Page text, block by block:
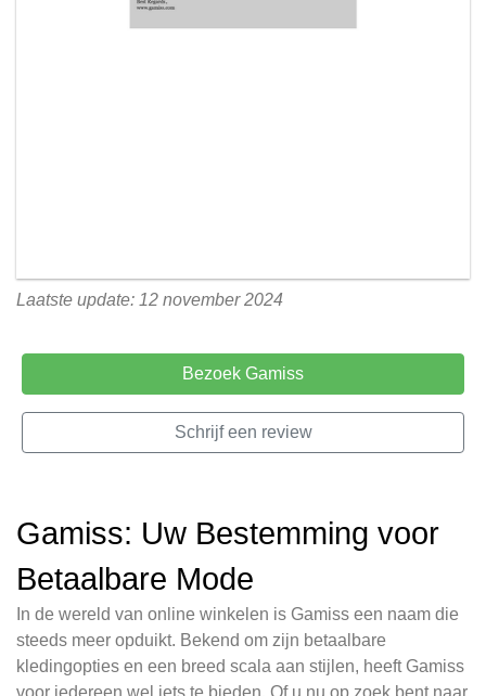
Laatste update: 12 november 2024
Bezoek Gamiss
Schrijf een review
Gamiss: Uw Bestemming voor
Betaalbare Mode
In de wereld van online winkelen is Gamiss een naam die
steeds meer opduikt. Bekend om zijn betaalbare
kledingopties en een breed scala aan stijlen, heeft Gamiss